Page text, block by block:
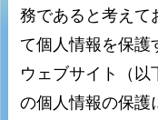
務であると考えて
て個人情報を保護
ウェブサイト（以
の個人情報の保護